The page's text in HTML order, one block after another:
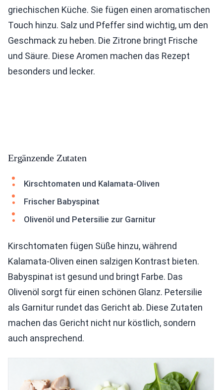
griechischen Küche. Sie fügen einen aromatischen
Touch hinzu. Salz und Pfeffer sind wichtig, um den
Geschmack zu heben. Die Zitrone bringt Frische
und Säure. Diese Aromen machen das Rezept
besonders und lecker.
Ergänzende Zutaten
Kirschtomaten und Kalamata-Oliven
Frischer Babyspinat
Olivenöl und Petersilie zur Garnitur
Kirschtomaten fügen Süße hinzu, während
Kalamata-Oliven einen salzigen Kontrast bieten.
Babyspinat ist gesund und bringt Farbe. Das
Olivenöl sorgt für einen schönen Glanz. Petersilie
als Garnitur rundet das Gericht ab. Diese Zutaten
machen das Gericht nicht nur köstlich, sondern
auch ansprechend.